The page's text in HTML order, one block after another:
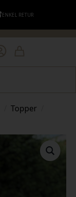
ENKEL RETUR
Topper